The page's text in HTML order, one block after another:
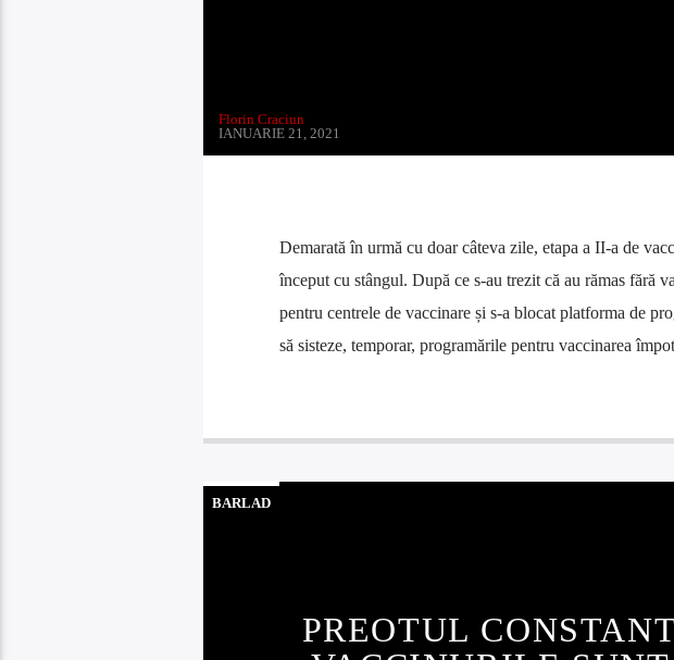
Florin Craciun
IANUARIE 21, 2021
Demarată în urmă cu doar câteva zile, etapa a II-a de
început cu stângul. După ce s-au trezit că au rămas fără
pentru centrele de vaccinare și s-a blocat platforma de
să sisteze, temporar, programările pentru vaccinarea
BARLAD
PREOTUL